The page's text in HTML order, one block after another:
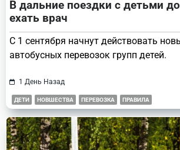
В дальние поездки с детьми
ехать врач
С 1 сентября начнут действовать
автобусных перевозок групп детей.
1 День Назад
ДЕТИ НОВШЕСТВА ПЕРЕВОЗКА ПРАВИЛА